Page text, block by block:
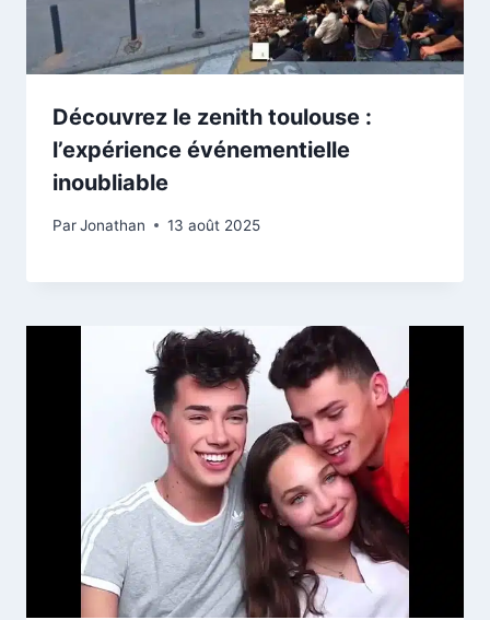
Découvrez le zenith toulouse :
l’expérience événementielle
inoubliable
ParJonathan 13 août 2025